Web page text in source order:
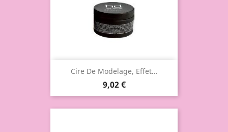
Cire De Modelage, Effet...
9,02 €